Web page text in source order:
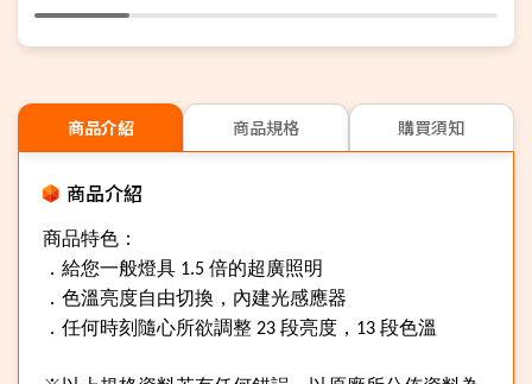
商品介紹 商品規格 購買須知
商品介紹
商品特色：
．給您一般燈具 1.5 倍的超廣照明
．色溫亮度自由切換，內建光感應器
．任何時刻隨心所欲調整 23 段亮度， 13 段色溫